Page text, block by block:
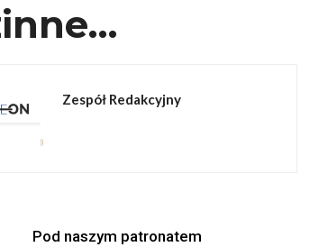
Zespół Redakcyjny
Pod naszym patronatem